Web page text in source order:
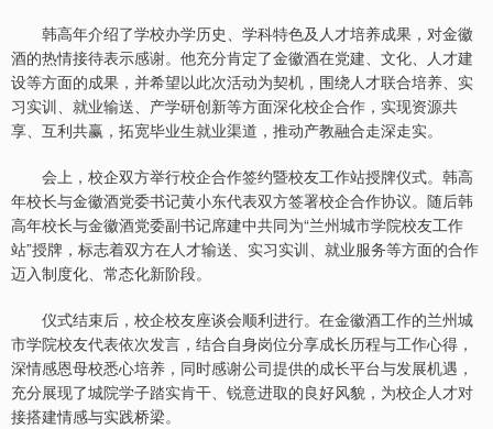
韩高年介绍了学校办学历史、学科特色及人才培养成果，对金徽
酒的热情接待表示感谢。他充分肯定了金徽酒在党建、文化、人才建
设等方面的成果，并希望以此次活动为契机，围绕人才联合培养、实
习实训、就业输送、产学研创新等方面深化校企合作，实现资源共
享、互利共赢，拓宽毕业生就业渠道，推动产教融合走深走实。
会上，校企双方举行校企合作签约暨校友工作站授牌仪式。韩高
年校长与金徽酒党委书记黄小东代表双方签署校企合作协议。随后韩
高年校长与金徽酒党委副书记席建中共同为“兰州城市学院校友工作
站”授牌，标志着双方在人才输送、实习实训、就业服务等方面的合作
迈入制度化、常态化新阶段。
仪式结束后，校企校友座谈会顺利进行。在金徽酒工作的兰州城
市学院校友代表依次发言，结合自身岗位分享成长历程与工作心得，
深情感恩母校悉心培养，同时感谢公司提供的成长平台与发展机遇，
充分展现了城院学子踏实肯干、锐意进取的良好风貌，为校企人才对
接搭建情感与实践桥梁。